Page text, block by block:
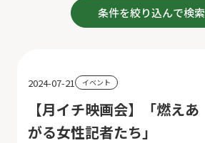
条件を絞り込んで検索
2024-07-21 イベント
【月イチ映画会】「燃えあ
がる女性記者たち」